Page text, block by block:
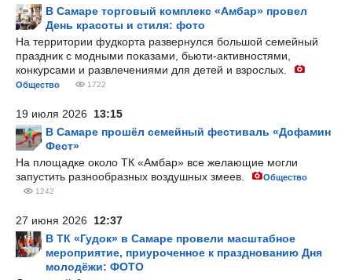
В Самаре торговый комплекс «Амбар» провел
День красоты и стиля: фото
На территории фудкорта развернулся большой семейный
праздник с модными показами, бьюти-активностями,
конкурсами и развлечениями для детей и взрослых.
Общество 1722
19 июля 2026 13:15
В Самаре прошёл семейный фестиваль «Дофамин
Фест»
На площадке около ТК «Амбар» все желающие могли
запустить разнообразных воздушных змеев.
Общество
1242
27 июня 2026 12:37
В ТК «Гудок» в Самаре провели масштабное
мероприятие, приуроченное к празднованию Дня
молодёжи: ФОТО